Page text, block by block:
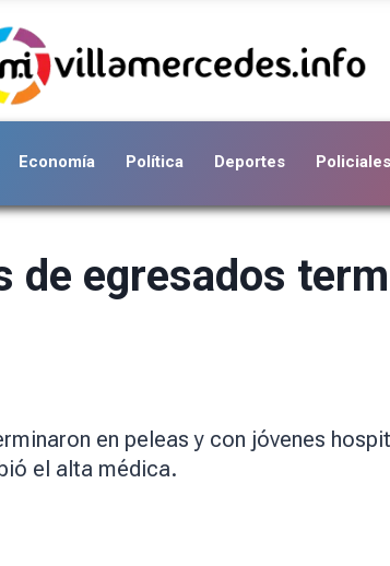
Economía Política Deportes Policiales
de egresados
en peleas y con jóvenes
el alta médica.